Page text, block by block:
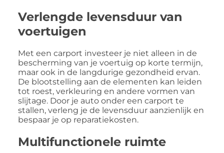
Verlengde levensduur van
voertuigen
Met een carport investeer je niet alleen in de
bescherming van je voertuig op korte termijn,
maar ook in de langdurige gezondheid ervan.
De blootstelling aan de elementen kan leiden
tot roest, verkleuring en andere vormen van
slijtage. Door je auto onder een carport te
stallen, verleng je de levensduur aanzienlijk en
bespaar je op reparatiekosten.
Multifunctionele ruimte